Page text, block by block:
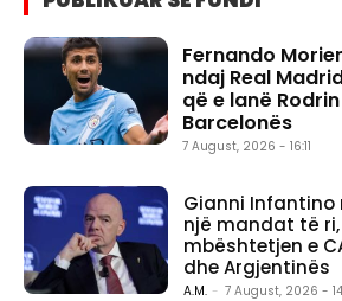
Fernando
ndaj Real
që e lanë
Barcelonës
7 August, 2026 - 16:11
Gianni Infantino
një mandat të
mbështetjen e
dhe Argjentinës
A.M. - 7 August, 2026 -